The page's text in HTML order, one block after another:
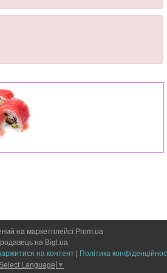
на маркетплейсі Prom.ua
на Bigl.ua
на контент
Політика
Select Language ▼